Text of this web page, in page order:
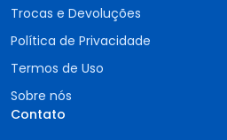
Trocas e Devoluções
Política de Privacidade
Termos de Uso
Sobre nós
Contato